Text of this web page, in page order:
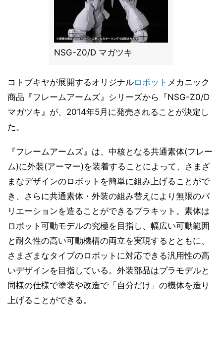
NSG-Z0/D マガツキ
コトブキヤが展開するオリジナルロボット メカニック
商品『フレームアームズ』シリーズから『NSG-Z0/D
マガツキ』が、2014年5月に発売されることが決定し
た。
『フレームアームズ』は、中核となる共通素体(フレー
ム)に外装(アーマー)を装着することによって、さまざ
まなデザインのロボットを簡単に組み上げることがで
き、さらに共通素体・外装の組み替えにより無限のバ
リエーションを造ることができるプラキット。素体は
ロボット可動モデルの究極を目指し、幅広い可動範囲
と耐久性の高い可動機構の両立を実現するとともに、
さまざまなタイプのロボットに対応できる汎用性の高
いデザインを目指している。外装部品はプラモデルと
同様の仕様で塗装や改造で「自分だけ」の機体を造り
上げることができる。